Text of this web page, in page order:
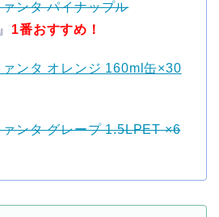
ンタ パイナップル
1番おすすめ！
ァンタ オレンジ 160ml缶×30
ンタ グレープ 1.5LPET ×6